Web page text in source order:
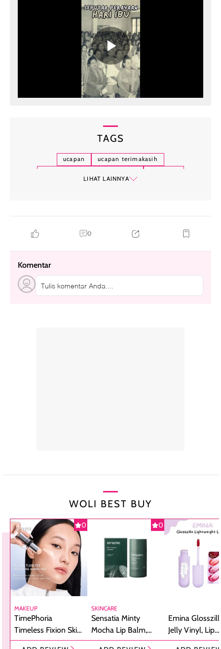
TAGS
ucapan
ucapan terimakasih
LIHAT LAINNYA
0
Komentar
Tulis komentar Anda....
WOLI BEST BUY
0
MAKEUP
TimePhoria
Timeless Fixion Skin
Tint Stick,
0
SKINCARE
Sensatia Minty
Mocha Lip Balm,
Pelembap Bibir
Emina
Jelly Vinyl, Lip
Cream Glossy